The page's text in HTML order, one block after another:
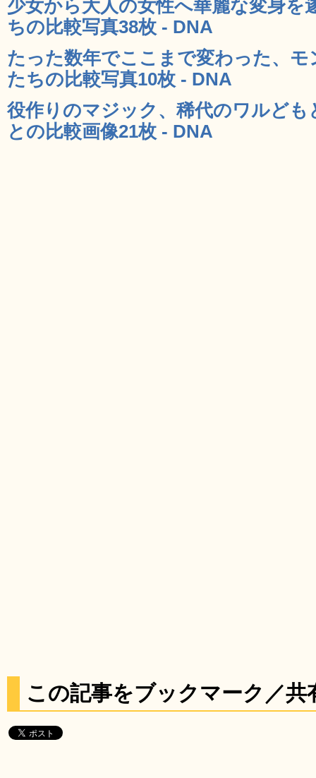
少女から大人の女性へ華麗な変身を
ちの比較写真38枚 - DNA
たった数年でここまで変わった、
たちの比較写真10枚 - DNA
役作りのマジック、稀代のワルど
との比較画像21枚 - DNA
この記事をブックマーク／共